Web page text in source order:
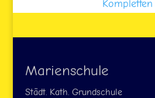
4.
Bedarf)
Marienschule
Städt. Kath. Grundschule